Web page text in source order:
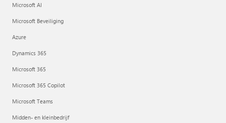
Microsoft AI
Microsoft Beveiliging
Azure
Dynamics 365
Microsoft 365
Microsoft 365 Copilot
Microsoft Teams
Midden- en kleinbedrijf